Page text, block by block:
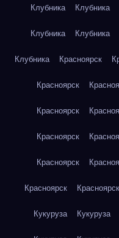
Клубника Клубника
Клубника Клубника
Клубника Красноярск
Красноярск
Красноярск
Красноярск
Красноярск
Красноярск Красноярск
Кукуруза Кукуруза